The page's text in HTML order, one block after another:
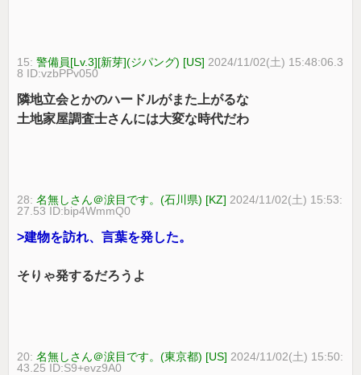
15:警備員[Lv.3][新芽](ジパング) [US] 2024/11/02(土) 15:48:06.3
8 ID:vzbPPv050
隣地立会とかのハードルがまた上がるな
土地家屋調査士さんには大変な時代だわ
28:名無しさん＠涙目です。(石川県) [KZ] 2024/11/02(土) 15:53:
27.53 ID:bip4WmmQ0
>建物を訪れ、言葉を発した。
そりゃ発するだろうよ
20:名無しさん＠涙目です。(東京都) [US] 2024/11/02(土) 15:50:
43.25 ID:S9+evz9A0